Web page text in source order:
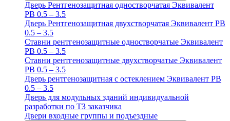
Дверь Рентгенозащитная одностворчатая Эквивалент
PB 0.5 – 3.5
Дверь Рентгенозащитная двухстворчатая Эквивалент PB
0.5 – 3.5
Ставни рентгенозащитные одностворчатые Эквивалент
PB 0.5 – 3.5
Ставни рентгенозащитные двухстворчатые Эквивалент
PB 0.5 – 3.5
Дверь рентгенозащитная с остеклением Эквивалент PB
0.5 – 3.5
Дверь для модульных зданий индивидуальной
разработки по ТЗ заказчика
Двери входные группы и подъездные